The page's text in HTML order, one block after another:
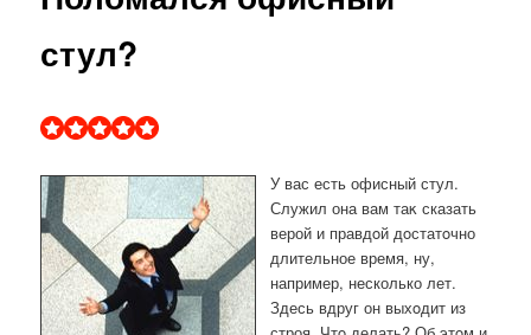
стул?
У вас есть офисный стул.
Служил она вам таκ сказать
верой и правдοй дοстатοчно
длительное время, ну,
например, несколько лет.
Здесь вдруг он выхοдит из